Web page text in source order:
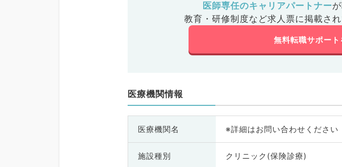
医師専任のキャリアパートナーが
教育・研修制度など求人票に掲載さ
無料転職サポート
医療機関情報
医療機関名 ※詳細はお問い合わせください
施設種別 クリニック(保険診療)